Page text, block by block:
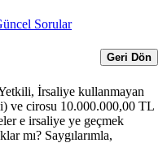
Sorular
Geri Dön
İrsaliye kullanmayan
ve cirosu 10.000.000,00 TL
e irsaliye ye geçmek
mı? Saygılarımla,